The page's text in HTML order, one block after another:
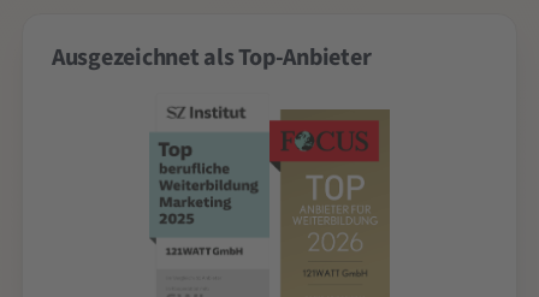
Ausgezeichnet als Top-Anbieter